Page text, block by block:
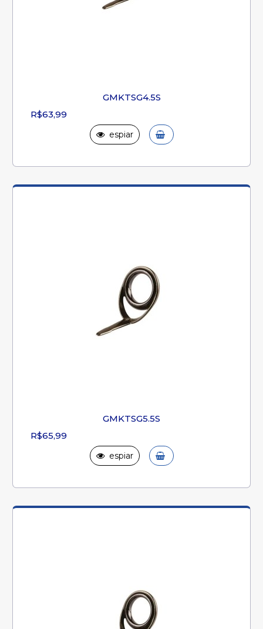
GMKTSG4.5S
R$63,99
espiar
GMKTSG5.5S
R$65,99
espiar